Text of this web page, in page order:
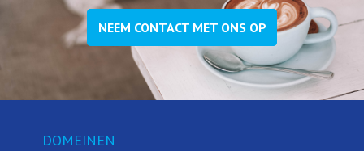
NEEM CONTACT MET ONS OP
DOMEINEN